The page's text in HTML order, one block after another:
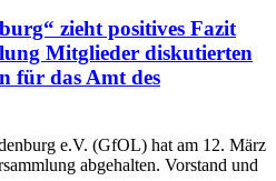
zieht positives Fazit
Mitglieder diskutierten
für das Amt des
e.V. (GfOL) hat am 12. März
abgehalten. Vorstand und